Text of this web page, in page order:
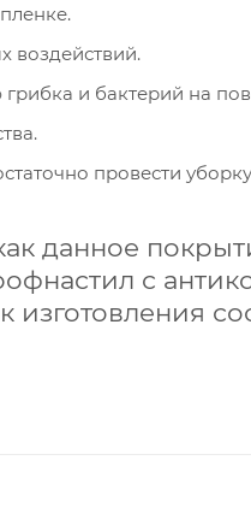
воздействий.
и бактерий на
провести
данное
с